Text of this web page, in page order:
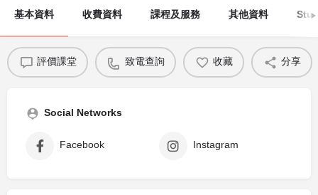
基本資料 收費資料 課程及服務 其他資料
評價課堂 致電查詢 收藏 分享
Social Networks
Facebook Instagram